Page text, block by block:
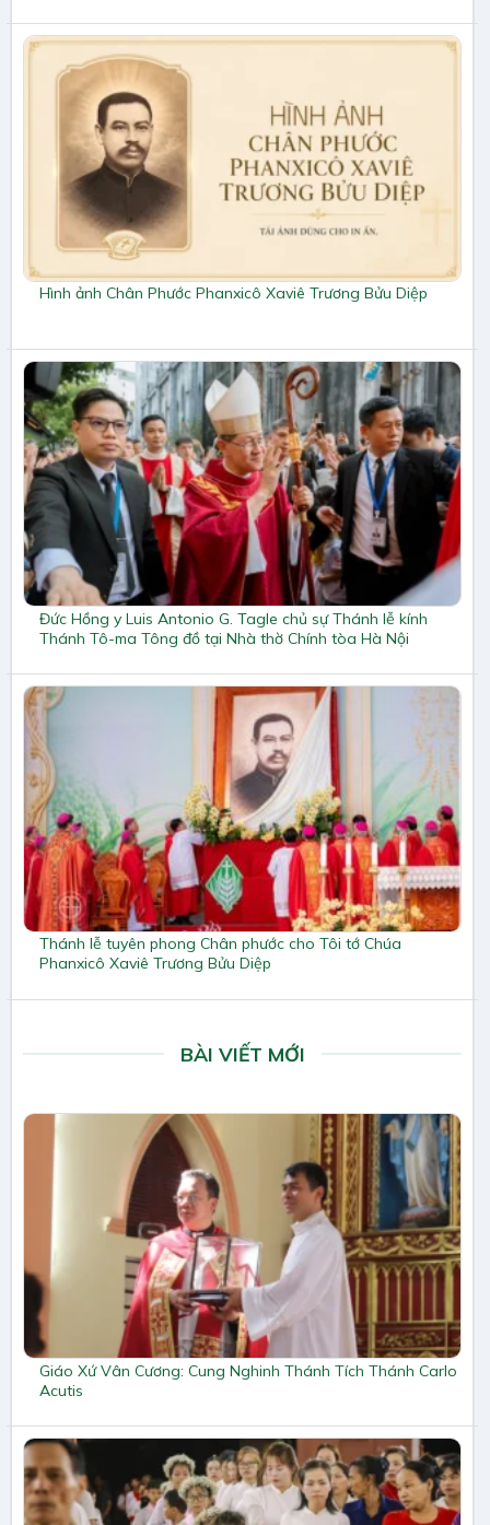
Hình ảnh Chân Phước Phanxicô Xaviê Trương Bửu Diệp
Đức Hồng y Luis Antonio G. Tagle chủ sự Thánh lễ kính
Thánh Tô-ma Tông đồ tại Nhà thờ Chính tòa Hà Nội
Thánh lễ tuyên phong Chân phước cho Tôi tớ Chúa
Phanxicô Xaviê Trương Bửu Diệp
BÀI VIẾT MỚI
Giáo Xứ Vân Cương: Cung Nghinh Thánh Tích Thánh Carlo
Acutis